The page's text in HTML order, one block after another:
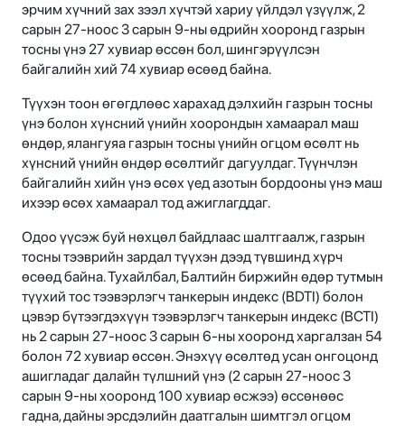
эрчим хүчний зах зээл хүчтэй хариу үйлдэл үзүүлж, 2
сарын 27-ноос 3 сарын 9-ны өдрийн хооронд газрын
тосны үнэ 27 хувиар өссөн бол, шингэрүүлсэн
байгалийн хий 74 хувиар өсөөд байна.
Түүхэн тоон өгөгдлөөс харахад дэлхийн газрын тосны
үнэ болон хүнсний үнийн хоорондын хамаарал маш
өндөр, ялангуяа газрын тосны үнийн огцом өсөлт нь
хүнсний үнийн өндөр өсөлтийг дагуулдаг. Түүнчлэн
байгалийн хийн үнэ өсөх үед азотын бордооны үнэ маш
ихээр өсөх хамаарал тод ажиглагддаг.
Одоо үүсэж буй нөхцөл байдлаас шалтгаалж, газрын
тосны тээврийн зардал түүхэн дээд түвшинд хүрч
өсөөд байна. Тухайлбал, Балтийн биржийн өдөр тутмын
түүхий тос тээвэрлэгч танкерын индекс (BDTI) болон
цэвэр бүтээгдэхүүн тээвэрлэгч танкерын индекс (BCTI)
нь 2 сарын 27-ноос 3 сарын 6-ны хооронд харгалзан 54
болон 72 хувиар өссөн. Энэхүү өсөлтөд усан онгоцонд
ашигладаг далайн түлшний үнэ (2 сарын 27-ноос 3
сарын 9-ны хооронд 100 хувиар өсжээ) өссөнөөс
гадна, дайны эрсдэлийн даатгалын шимтгэл огцом